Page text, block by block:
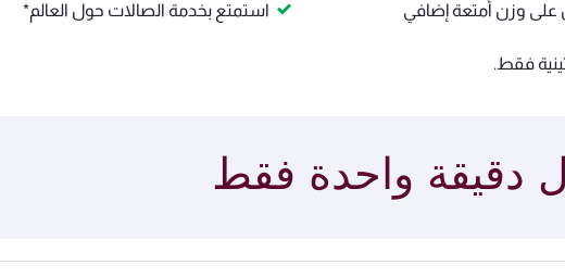
وزن أمتعة إضافي استمتع بخدمة الصالات حول العالم*
فقط.
دقيقة واحدة فقط